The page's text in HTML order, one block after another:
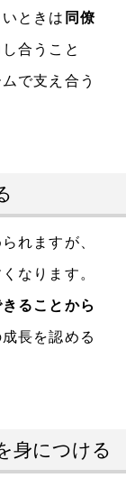
ときは 同僚
合うこと
で支え合う
れますが、
なります。
ることから
長を認める
身につける